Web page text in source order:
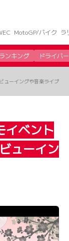
MotoGP/バイク ラ
ンキング ドライバー
ューイングや音楽ライブ
イベント
ューイン